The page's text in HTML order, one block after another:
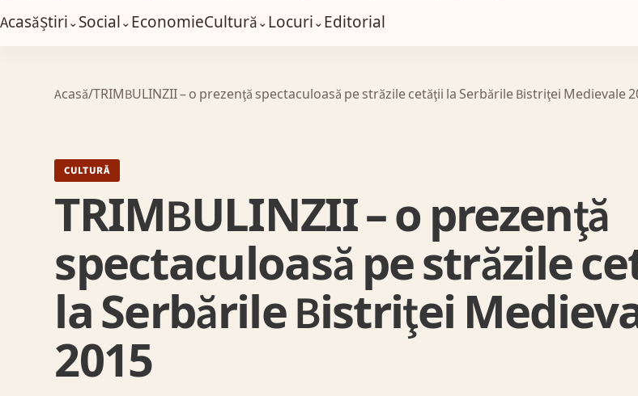
AcasăȘtiri⌄Social⌄EconomieCultură⌄Locuri⌄Editorial
Acasă/TRIMBULINZII – o prezenţă spectaculoasă pe străzile cetăţii la Serbările Bistriţei Medievale
CULTURĂ
TRIMBULINZII – o prezenţă
spectaculoasă pe străzile
la Serbările Bistriţei
2015